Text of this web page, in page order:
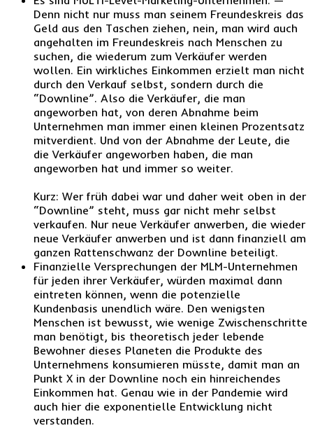
Denn nicht nur muss man seinem Freundeskreis das
Geld aus den Taschen ziehen, nein, man wird auch
angehalten im Freundeskreis nach Menschen zu
suchen, die wiederum zum Verkäufer werden
wollen. Ein wirkliches Einkommen erzielt man nicht
durch den Verkauf selbst, sondern durch die
“Downline”. Also die Verkäufer, die man
angeworben hat, von deren Abnahme beim
Unternehmen man immer einen kleinen Prozentsatz
mitverdient. Und von der Abnahme der Leute, die
die Verkäufer angeworben haben, die man
angeworben hat und immer so weiter.
Kurz: Wer früh dabei war und daher weit oben in der
“Downline” steht, muss gar nicht mehr selbst
verkaufen. Nur neue Verkäufer anwerben, die wieder
neue Verkäufer anwerben und ist dann finanziell am
ganzen Rattenschwanz der Downline beteiligt.
Finanzielle Versprechungen der MLM-Unternehmen
für jeden ihrer Verkäufer, würden maximal dann
eintreten können, wenn die potenzielle
Kundenbasis unendlich wäre. Den wenigsten
Menschen ist bewusst, wie wenige Zwischenschritte
man benötigt, bis theoretisch jeder lebende
Bewohner dieses Planeten die Produkte des
Unternehmens konsumieren müsste, damit man an
Punkt X in der Downline noch ein hinreichendes
Einkommen hat. Genau wie in der Pandemie wird
auch hier die exponentielle Entwicklung nicht
verstanden.